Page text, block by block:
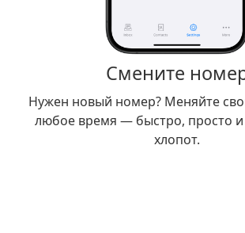
Смените
Нужен новый номер? Меняйте
любое время — быстро, просто
хлопот.